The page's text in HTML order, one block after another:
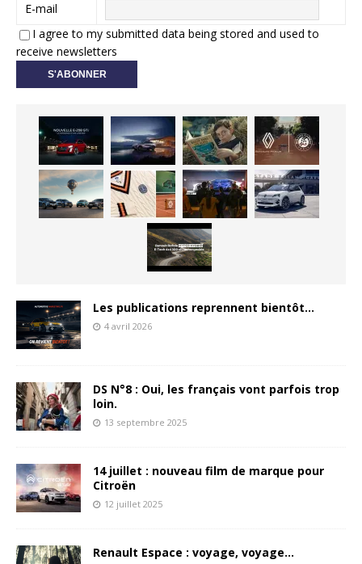
E-mail
I agree to my submitted data being stored and used to
receive newsletters
Les publications reprennent bientôt…
4 avril 2026
DS N°8 : Oui, les français vont parfois trop
loin.
13 septembre 2025
14 juillet : nouveau film de marque pour
Citroën
12 juillet 2025
Renault Espace : voyage, voyage…